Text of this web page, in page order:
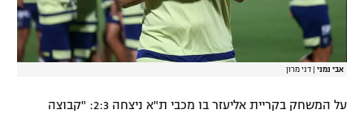
אבי נמני דני מרון
על המשחק בקריית אליעזר בו מכבי ת"א ניצחה 2:3: "קבוצה